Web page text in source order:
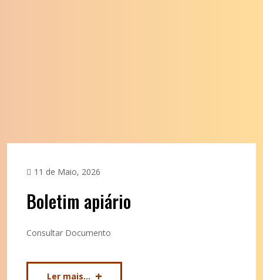
11 de Maio, 2026
Boletim apiário
Consultar Documento
Ler mais...